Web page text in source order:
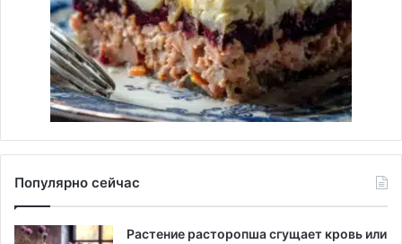
Популярно сейчас
Растение расторопша сгущает кровь или